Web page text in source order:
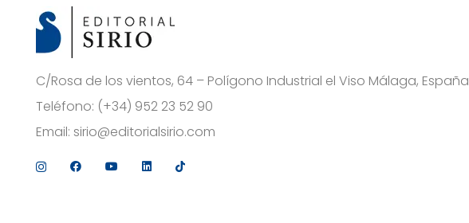
C/Rosa de los vientos, 64 – Polígono Industrial el Viso Málaga, España
Teléfono: (+34) 952 23 52 90
Email: sirio@editorialsirio.com